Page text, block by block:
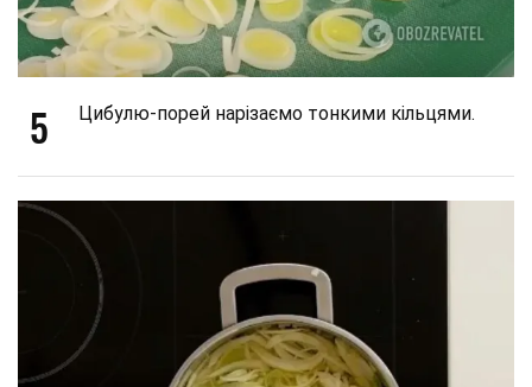
5 Цибулю-порей нарізаємо тонкими кільцями.